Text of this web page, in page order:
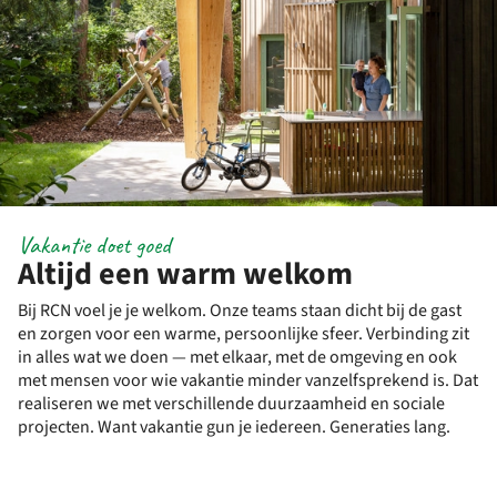
Altijd een warm welkom
Vakantie doet goed
Bij RCN voel je je welkom. Onze teams staan dicht bij de gast
en zorgen voor een warme, persoonlijke sfeer. Verbinding zit
in alles wat we doen — met elkaar, met de omgeving en ook
met mensen voor wie vakantie minder vanzelfsprekend is. Dat
realiseren we met verschillende duurzaamheid en sociale
projecten. Want vakantie gun je iedereen. Generaties lang.